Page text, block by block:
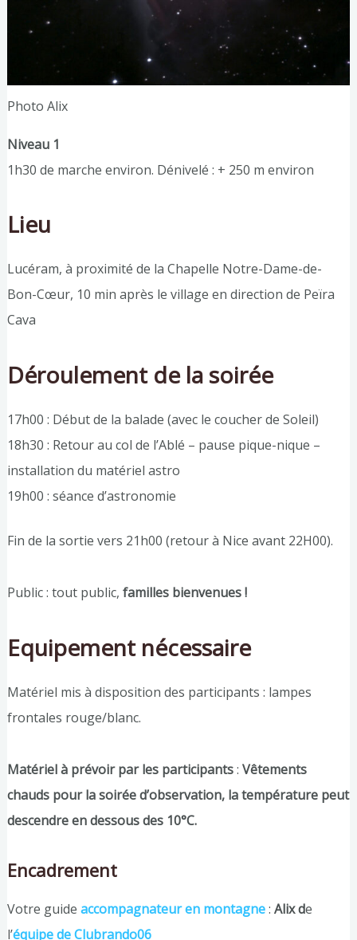
Photo Alix
Niveau 1
1h30 de marche environ. Dénivelé : + 250 m environ
Lieu
Lucéram, à proximité de la Chapelle Notre-Dame-de-
Bon-Cœur, 10 min après le village en direction de Peïra
Cava
Déroulement de la soirée
17h00 : Début de la balade (avec le coucher de Soleil)
18h30 : Retour au col de l’Ablé – pause pique-nique –
installation du matériel astro
19h00 : séance d’astronomie
Fin de la sortie vers 21h00 (retour à Nice avant 22H00).
Public : tout public, familles bienvenues !
Equipement nécessaire
Matériel mis à disposition des participants : lampes
frontales rouge/blanc.
Matériel à prévoir par les participants: Vêtements
chauds pour la soirée d’observation, la température peut
descendre en dessous des 10°C.
Encadrement
Votre guide accompagnateur en montagne: Alix de
l’équipe de Clubrando06